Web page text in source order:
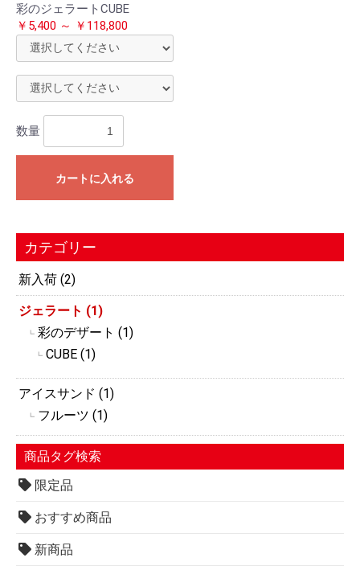
カテゴリー
新入荷 (2)
ジェラート (1)
┗ 彩のデザート (1)
┗ CUBE (1)
アイスサンド (1)
┗ フルーツ (1)
商品タグ検索
限定品
おすすめ商品
新商品
彩のジェラートCUBE
￥5,400 ～ ￥118,800
数量
カートに入れる